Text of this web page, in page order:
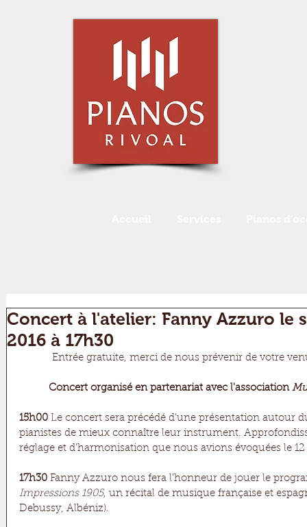
Concert à l'atelier: Fanny Azzuro le
2016 à 17h30
Entrée gratuite, merci de nous prévenir de votre
Concert organisé en partenariat avec l'association
15h00 Le concert sera précédé d'une présentation autour
pianistes de mieux connaître leur instrument.
réglage et d'harmonisation que nous avions évoquées le
17h30 Fanny Azzuro nous fera l'honneur de jouer le
Impressions 1905, un récital de musique française et
Debussy, Albéniz).